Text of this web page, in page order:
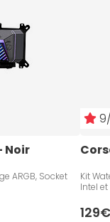
Noir
ARGB, Socket
Kit
Intel et